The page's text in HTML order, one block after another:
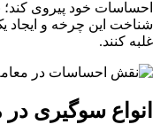
احساسات خود پیروی کند؛
شناخت این چرخه و ایجاد
غلبه کنند.
انواع سوگیری‌ در